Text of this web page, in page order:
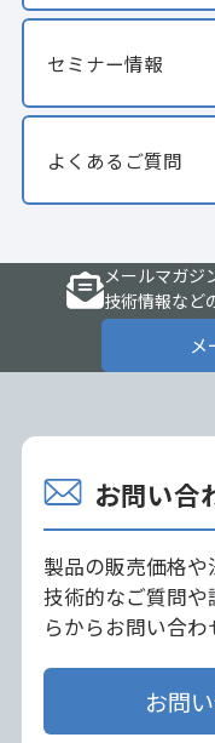
セミナー情報
よくあるご質問
メールマガジ
技術情報など
お問い合
製品の販売価格や
技術的なご質問
らからお問い合わ
お問